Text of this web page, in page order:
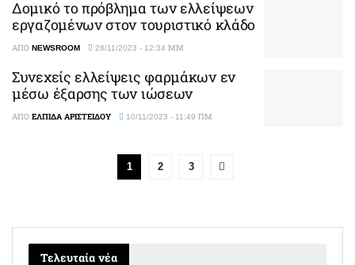
Δομικό το πρόβλημα των ελλείψεων
εργαζομένων στον τουριστικό κλάδο
ΑΠΌ NEWSROOM 28/11/2023 - 12:34 ΜΜ
Συνεχείς ελλείψεις φαρμάκων εν
μέσω έξαρσης των ιώσεων
ΑΠΌ ΕΛΠΊΔΑ ΑΡΙΣΤΕΊΔΟΥ 10/11/2023 - 11:49 ΠΜ
1 2 3
Τελευταία νέα